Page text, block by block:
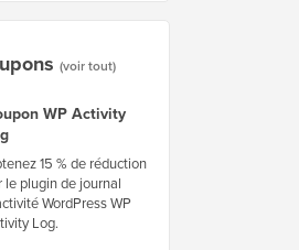
(voir tout)
WP Activity
15 % de réduction
le plugin de journal
WordPress WP
Log.